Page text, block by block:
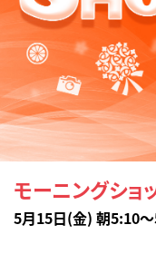
モーニングショ
5月15日(金) 朝5:10